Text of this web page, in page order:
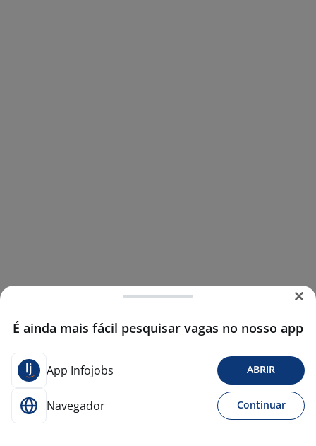
É ainda mais fácil pesquisar vagas no nosso app
App Infojobs ABRIR
Navegador Continuar